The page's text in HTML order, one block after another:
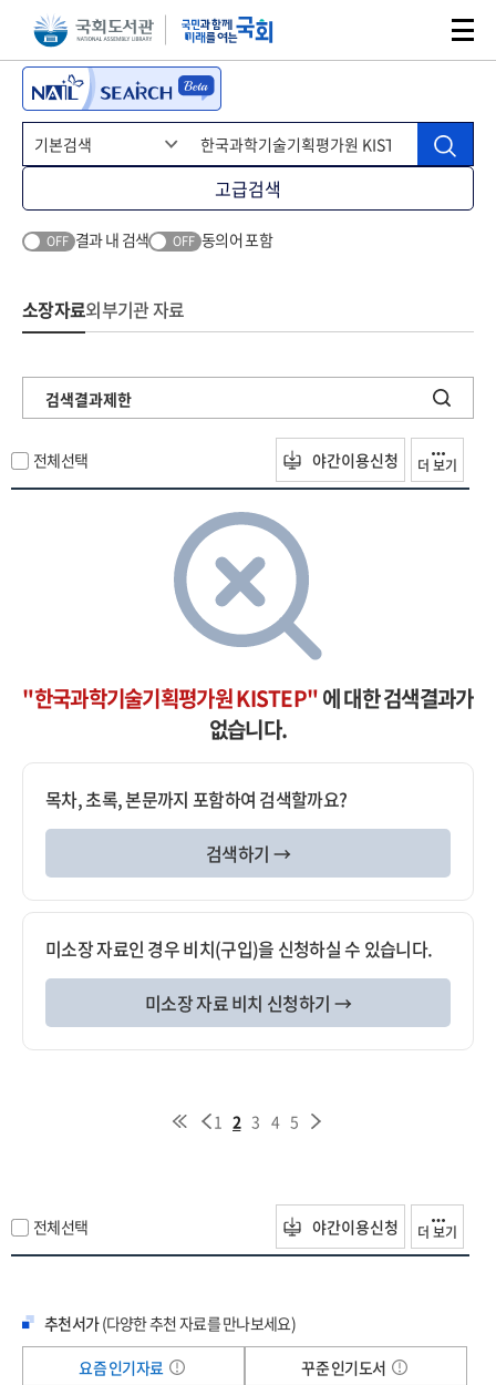
본문 바로가기주메뉴 바로가기
고급검색
OFF 결과 내 검색 OFF 동의어 포함
소장자료외부기관 자료
검색결과제한
전체선택 야간이용신청 더 보기
"한국과학기술기획평가원 KISTEP"에 대한 검색결과가
없습니다.
목차, 초록, 본문까지 포함하여 검색할까요?
검색하기 →
미소장 자료인 경우 비치(구입)을 신청하실 수 있습니다.
미소장 자료 비치 신청하기 →
1 2 3 4 5
전체선택 야간이용신청 더 보기
추천서가(다양한 추천 자료를 만나보세요)
요즘 인기자료
꾸준 인기도서